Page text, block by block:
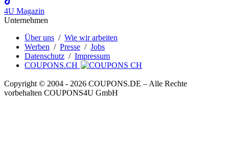
4U Magazin
Unternehmen
Über uns / Wie wir arbeiten
Werben / Presse / Jobs
Datenschutz / Impressum
COUPONS.CH
Copyright © 2004 ‐ 2026 COUPONS.DE – Alle Rechte
vorbehalten COUPONS4U GmbH